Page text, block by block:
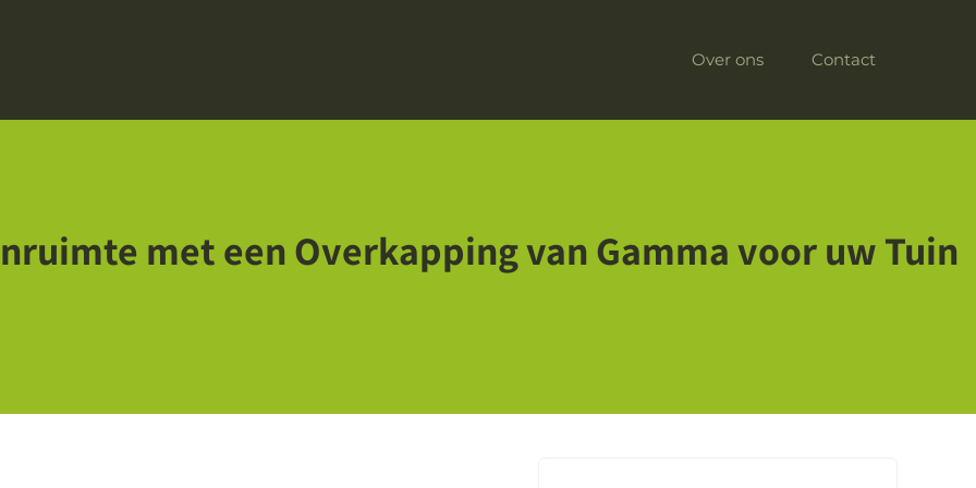
Over ons Contact
met een Overkapping van Gamma voor uw Tuin